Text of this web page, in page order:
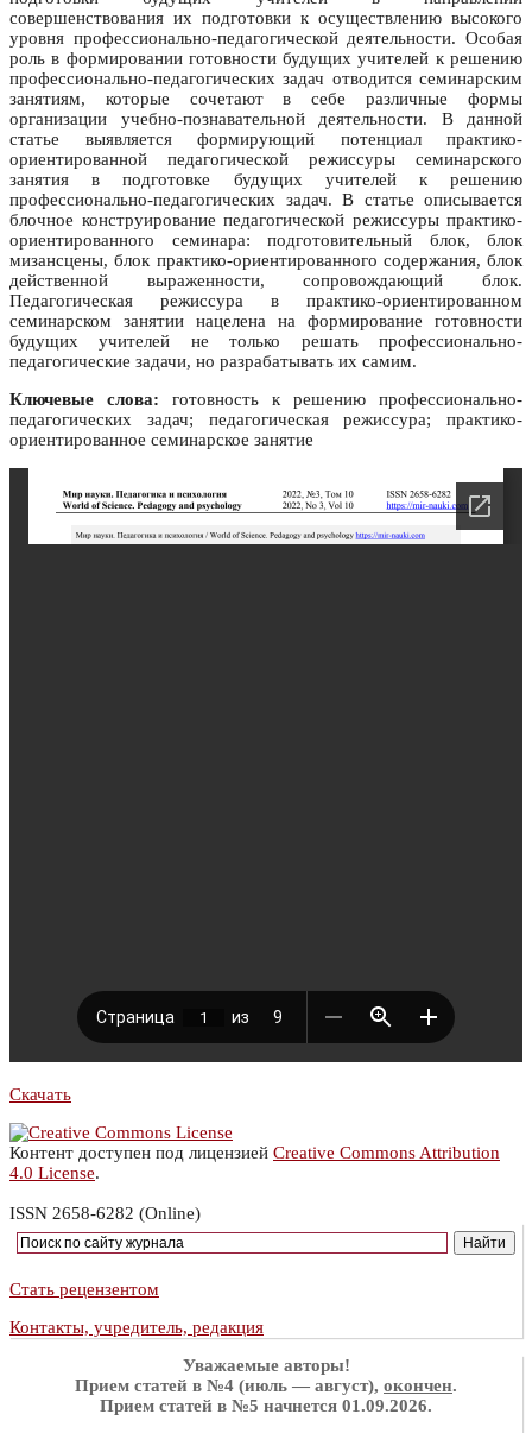
совершенствования их подготовки к осуществлению высокого
уровня профессионально-педагогической деятельности. Особая
роль в формировании готовности будущих учителей к решению
профессионально-педагогических задач отводится семинарским
занятиям, которые сочетают в себе различные формы
организации учебно-познавательной деятельности. В данной
статье выявляется формирующий потенциал практико-
ориентированной педагогической режиссуры семинарского
занятия в подготовке будущих учителей к решению
профессионально-педагогических задач. В статье описывается
блочное конструирование педагогической режиссуры практико-
ориентированного семинара: подготовительный блок, блок
мизансцены, блок практико-ориентированного содержания, блок
действенной выраженности, сопровождающий блок.
Педагогическая режиссура в практико-ориентированном
семинарском занятии нацелена на формирование готовности
будущих учителей не только решать профессионально-
педагогические задачи, но разрабатывать их самим.
Ключевые слова: готовность к решению профессионально-
педагогических задач; педагогическая режиссура; практико-
ориентированное семинарское занятие
Скачать
Контент доступен под лицензией Creative Commons Attribution
4.0 License.
ISSN 2658-6282 (Online)
Стать рецензентом
Контакты, учредитель, редакция
Уважаемые авторы!
Прием статей в №4 (июль — август), окончен.
Прием статей в №5 начнется 01.09.2026.